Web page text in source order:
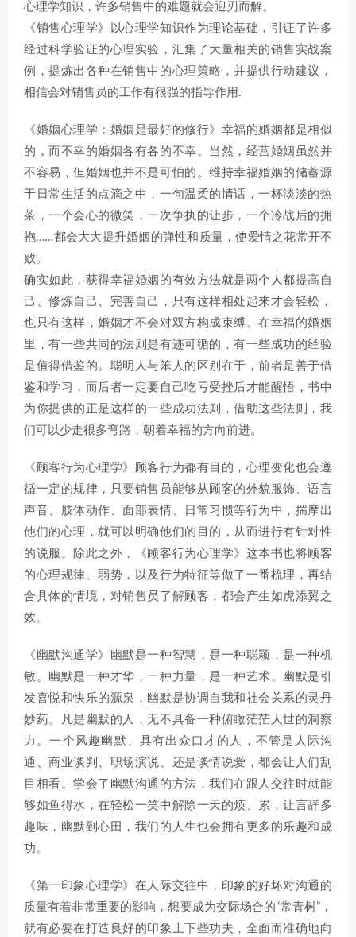
心理学知识，许多销售中的难题就会迎刃而解。
《销售心理学》以心理学知识作为理论基础，引证了许多
经过科学验证的心理实验，汇集了大量相关的销售实战案
例，提炼出各种在销售中的心理策略，并提供行动建议，
相信会对销售员的工作有很强的指导作用.
《婚姻心理学：婚姻是最好的修行》幸福的婚姻都是相似
的，而不幸的婚姻各有各的不幸。当然，经营婚姻虽然并
不容易，但婚姻也并不是可怕的。维持幸福婚姻的储蓄源
于日常生活的点滴之中，一句温柔的情话，一杯淡淡的热
茶，一个会心的微笑，一次争执的让步，一个冷战后的拥
抱……都会大大提升婚姻的弹性和质量，使爱情之花常开不
败。
确实如此，获得幸福婚姻的有效方法就是两个人都提高自
己、修炼自己、完善自己，只有这样相处起来才会轻松，
也只有这样，婚姻才不会对双方构成束缚。在幸福的婚姻
里，有一些共同的法则是有迹可循的，有一些成功的经验
是值得借鉴的。聪明人与笨人的区别在于，前者是善于借
鉴和学习，而后者一定要自己吃亏受挫后才能醒悟，书中
为你提供的正是这样的一些成功法则，借助这些法则，我
们可以少走很多弯路，朝着幸福的方向前进。
《顾客行为心理学》顾客行为都有目的，心理变化也会遵
循一定的规律，只要销售员能够从顾客的外貌服饰、语言
声音、肢体动作、面部表情、日常习惯等行为中，揣摩出
他们的心理，就可以明确他们的目的，从而进行有针对性
的说服。除此之外，《顾客行为心理学》这本书也将顾客
的心理规律、弱势，以及行为特征等做了一番梳理，再结
合具体的情境，对销售员了解顾客，都会产生如虎添翼之
效。
《幽默沟通学》幽默是一种智慧，是一种聪颖，是一种机
敏。幽默是一种才华，一种力量，是一种艺术。幽默是引
发喜悦和快乐的源泉，幽默是协调自我和社会关系的灵丹
妙药。凡是幽默的人，无不具备一种俯瞰茫茫人世的洞察
力。一个风趣幽默、具有出众口才的人，不管是人际沟
通、商业谈判、职场演说、还是谈情说爱，都会让人们刮
目相看。学会了幽默沟通的方法，我们在跟人交往时就能
够如鱼得水，在轻松一笑中解除一天的烦、累，让言辞多
趣味，幽默到心田，我们的人生也会拥有更多的乐趣和成
功。
《第一印象心理学》在人际交往中，印象的好坏对沟通的
质量有着非常重要的影响，想要成为交际场合的“常青树”，
就有必要在打造良好的印象上下些功夫，全面而准确地向